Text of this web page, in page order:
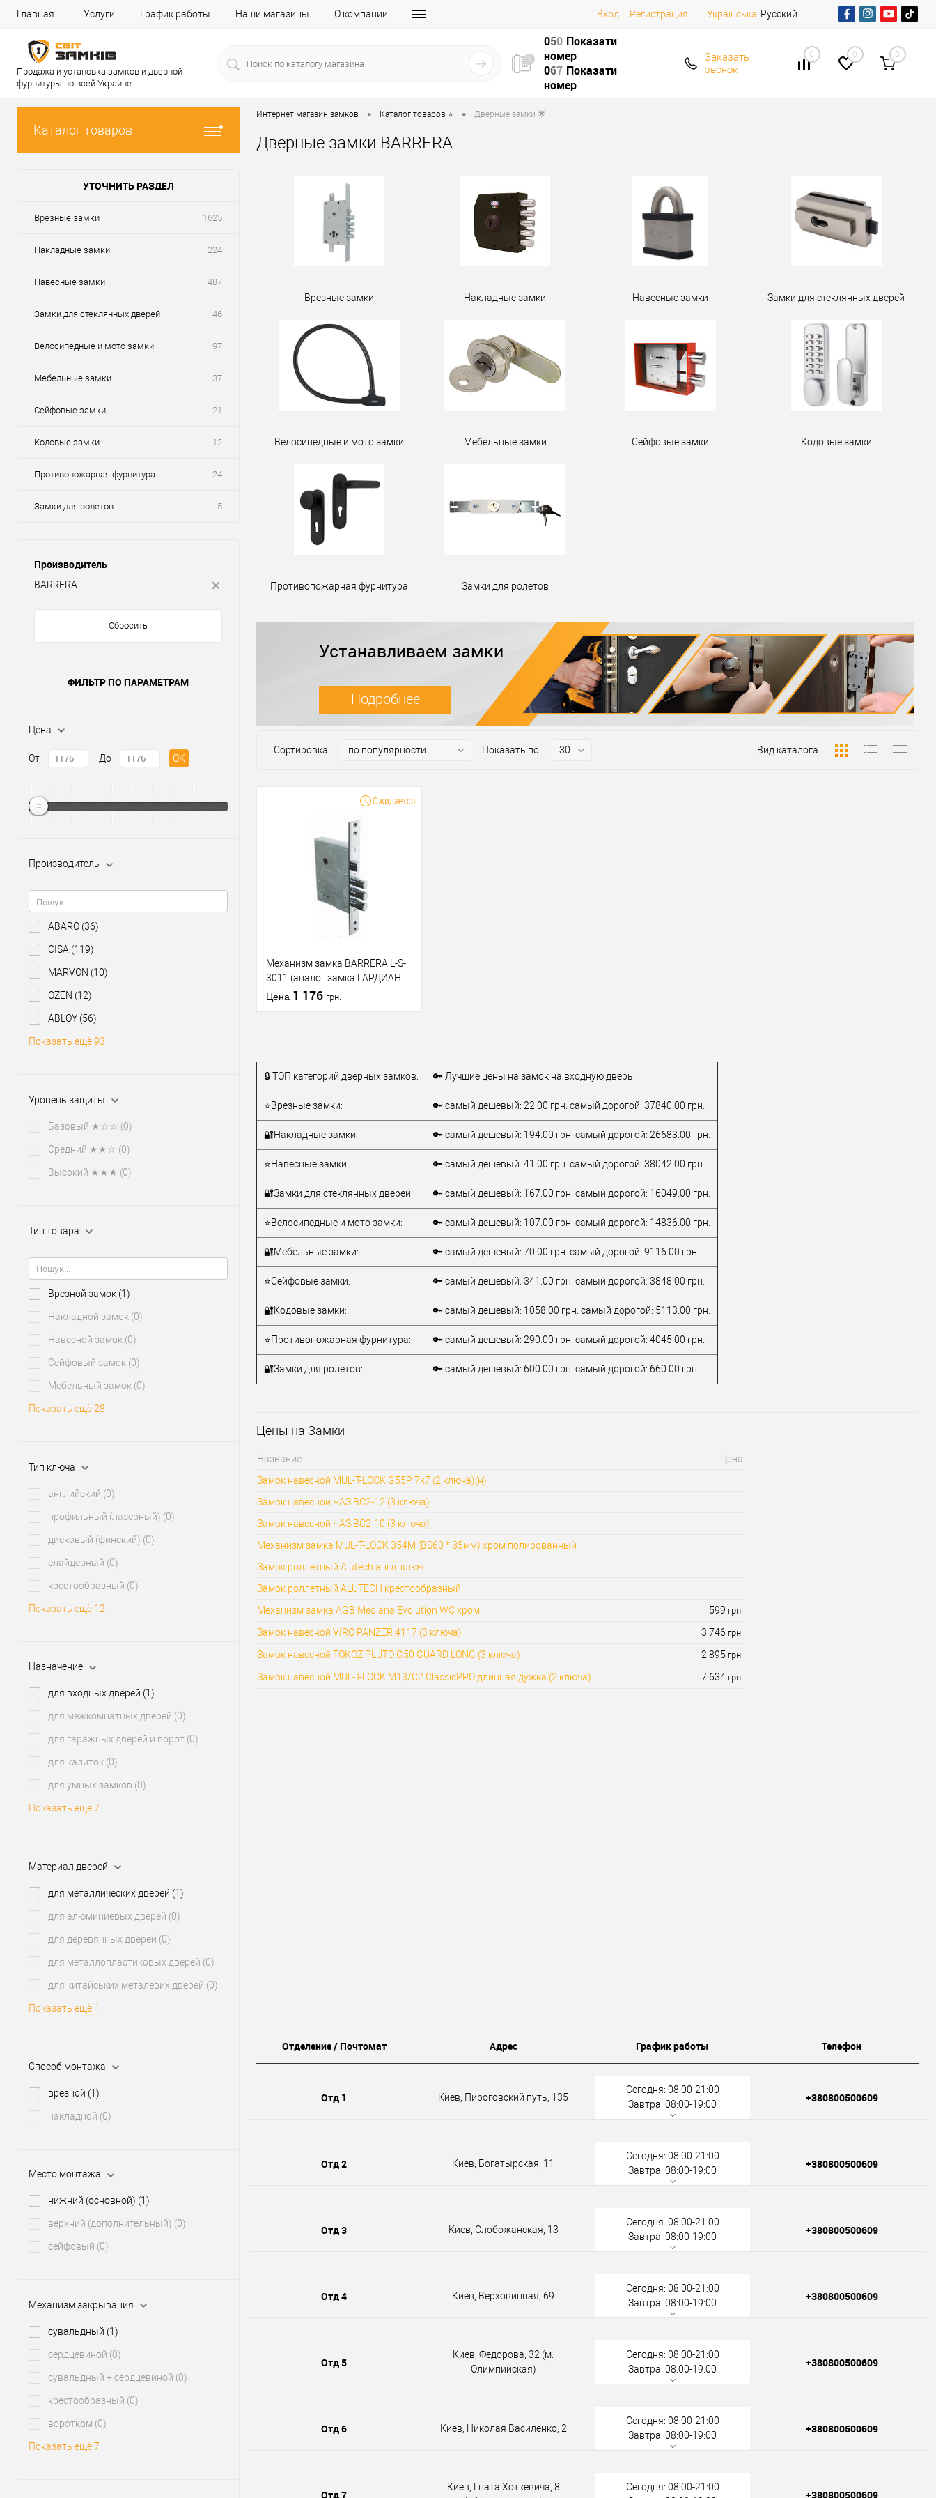
Главная Услуги График работы Наши магазины О компании Вход Регистрация Українська Русский
Продажа и установка замков и дверной
фурнитуры по всей Украине
050 Показати
номер
067 Показати
номер
Заказать
звонок
0 0 0
Каталог товаров
УТОЧНИТЬ РАЗДЕЛ
Врезные замки 1625
Накладные замки 224
Навесные замки 487
Замки для стеклянных дверей 46
Велосипедные и мото замки 97
Мебельные замки 37
Сейфовые замки 21
Кодовые замки 12
Противопожарная фурнитура 24
Замки для ролетов 5
Производитель
BARRERA
Сбросить
ФИЛЬТР ПО ПАРАМЕТРАМ
Цена
От До OK
Производитель
ABARO (36)
CISA (119)
MARVON (10)
OZEN (12)
ABLOY (56)
Показать ещё 93
Уровень защиты
Базовый ★☆☆ (0)
Средний ★★☆ (0)
Высокий ★★★ (0)
Тип товара
Врезной замок (1)
Накладной замок (0)
Навесной замок (0)
Сейфовый замок (0)
Мебельный замок (0)
Показать ещё 28
Тип ключа
английский (0)
профильный (лазерный) (0)
дисковый (финский) (0)
слайдерный (0)
крестообразный (0)
Показать ещё 12
Назначение
для входных дверей (1)
для межкомнатных дверей (0)
для гаражных дверей и ворот (0)
для калиток (0)
для умных замков (0)
Показать ещё 7
Материал дверей
для металлических дверей (1)
для алюминиевых дверей (0)
для деревянных дверей (0)
для металлопластиковых дверей (0)
для китайських металевих дверей (0)
Показать ещё 1
Способ монтажа
врезной (1)
накладной (0)
Место монтажа
нижний (основной) (1)
верхний (дополнительный) (0)
сейфовый (0)
Механизм закрывания
сувальдный (1)
сердцевиной (0)
сувальдный + сердцевиной (0)
крестообразный (0)
воротком (0)
Показать ещё 7
Интернет магазин замков • Каталог товаров ⭐ • Дверные замки 🌟
Дверные замки BARRERA
Врезные замки Накладные замки Навесные замки Замки для стеклянных дверей
Велосипедные и мото замки Мебельные замки Сейфовые замки Кодовые замки
Противопожарная фурнитура Замки для ролетов
Устанавливаем замки
Подробнее
Сортировка: Показать по: Вид каталога:
Ожидается
Механизм замка BARRERA L-S-
3011 (аналог замка ГАРДИАН
30.11) (BS67,5*77мм)
Цена 1 176 грн.
клик
В избранное
Производитель
Тип товара
Врезной замок
Материал дверей
для
металлических
дверей
Страна
производитель
Межосевое
расстояние
🔒 ТОП категорий дверных замков: 🔑 Лучшие цены на замок на входную дверь:
⭐Врезные замки: 🔑 самый дешевый: 22.00 грн. самый дорогой: 37840.00 грн.
🔐Накладные замки: 🔑 самый дешевый: 194.00 грн. самый дорогой: 26683.00 грн.
⭐Навесные замки: 🔑 самый дешевый: 41.00 грн. самый дорогой: 38042.00 грн.
🔐Замки для стеклянных дверей: 🔑 самый дешевый: 167.00 грн. самый дорогой: 16049.00 грн.
⭐Велосипедные и мото замки: 🔑 самый дешевый: 107.00 грн. самый дорогой: 14836.00 грн.
🔐Мебельные замки: 🔑 самый дешевый: 70.00 грн. самый дорогой: 9116.00 грн.
⭐Сейфовые замки: 🔑 самый дешевый: 341.00 грн. самый дорогой: 3848.00 грн.
🔐Кодовые замки: 🔑 самый дешевый: 1058.00 грн. самый дорогой: 5113.00 грн.
⭐Противопожарная фурнитура: 🔑 самый дешевый: 290.00 грн. самый дорогой: 4045.00 грн.
🔐Замки для ролетов: 🔑 самый дешевый: 600.00 грн. самый дорогой: 660.00 грн.
Цены на Замки
Название
Цена
Замок навесной MUL-T-LOCK G55P 7x7 (2 ключа)(н)
Замок навесной ЧАЗ ВС2-12 (3 ключа)
Замок навесной ЧАЗ ВС2-10 (3 ключа)
Механизм замка MUL-T-LOCK 354M (BS60 * 85мм) хром полированный
Замок роллетный Alutech англ. ключ
Замок роллетный ALUTECH крестообразный
Механизм замка AGB Mediana Evolution WC хром
599 грн.
Замок навесной VIRO PANZER 4117 (3 ключа) 3 746 грн.
Замок навесной TOKOZ PLUTO G50 GUARD LONG (3 ключа) 2 895 грн.
Замок навесной MUL-T-LOCK M13/C2 ClassicPRO длинная дужка (2 ключа) 7 634 грн.
Отделение / Почтомат Адрес График работы Телефон
Отд 1 Киев, Пироговский путь, 135
Сегодня: 08:00-21:00
Завтра: 08:00-19:00
+380800500609
Отд 2 Киев, Богатырская, 11
Сегодня: 08:00-21:00
Завтра: 08:00-19:00
+380800500609
Отд 3 Киев, Слобожанская, 13
Сегодня: 08:00-21:00
Завтра: 08:00-19:00
+380800500609
Отд 4 Киев, Верховинная, 69
Сегодня: 08:00-21:00
Завтра: 08:00-19:00
+380800500609
Отд 5
Киев, Федорова, 32 (м.
Олимпийская)
Сегодня: 08:00-21:00
Завтра: 08:00-19:00
+380800500609
Отд 6 Киев, Николая Василенко, 2
Сегодня: 08:00-21:00
Завтра: 08:00-19:00
+380800500609
Отд 7
Киев, Гната Хоткевича, 8
Сегодня: 08:00-21:00
+380800500609